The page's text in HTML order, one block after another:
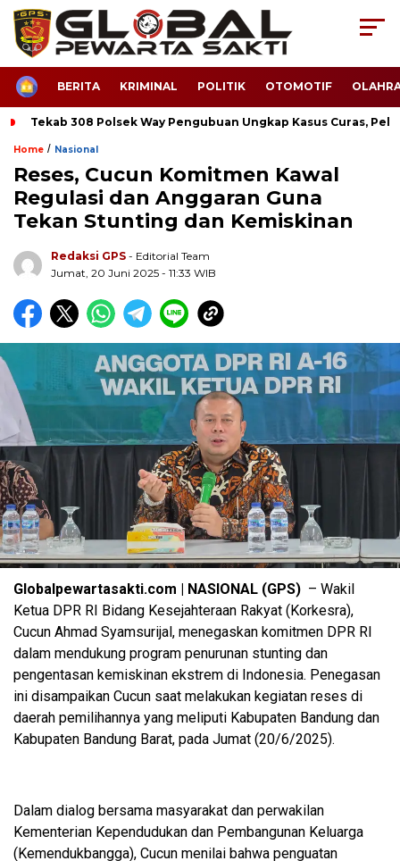
HOMEBERITA KRIMINAL POLITIK OTOMOTIF
Tekab 308 Polsek Way Pengubuan Ungkap Kasus Curas,
Home / Nasional
Reses, Cucun Komitmen Kawal
Regulasi dan Anggaran Guna
Tekan Stunting dan Kemiskinan
Redaksi GPS - Editorial Team
Jumat, 20 Juni 2025 - 11:33 WIB
Globalpewartasakti.com | NASIONAL (GPS) – Wakil
Ketua DPR RI Bidang Kesejahteraan Rakyat (Korkesra),
Cucun Ahmad Syamsurijal, menegaskan komitmen DPR RI
dalam mendukung program penurunan stunting dan
pengentasan kemiskinan ekstrem di Indonesia. Penegasan
ini disampaikan Cucun saat melakukan kegiatan reses di
daerah pemilihannya yang meliputi Kabupaten Bandung dan
Kabupaten Bandung Barat, pada Jumat (20/6/2025).
Dalam dialog bersama masyarakat dan perwakilan
Kementerian Kependudukan dan Pembangunan Keluarga
(Kemendukbangga), Cucun menilai bahwa penguatan